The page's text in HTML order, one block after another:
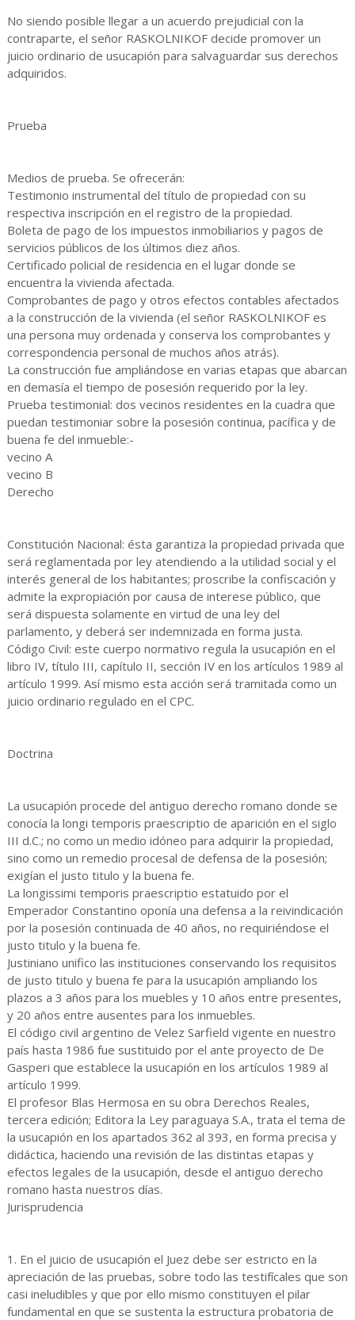
No siendo posible llegar a un acuerdo prejudicial con la
contraparte, el señor RASKOLNIKOF decide promover un
juicio ordinario de usucapión para salvaguardar sus derechos
adquiridos.
Prueba
Medios de prueba. Se ofrecerán:
Testimonio instrumental del título de propiedad con su
respectiva inscripción en el registro de la propiedad.
Boleta de pago de los impuestos inmobiliarios y pagos de
servicios públicos de los últimos diez años.
Certificado policial de residencia en el lugar donde se
encuentra la vivienda afectada.
Comprobantes de pago y otros efectos contables afectados
a la construcción de la vivienda (el señor RASKOLNIKOF es
una persona muy ordenada y conserva los comprobantes y
correspondencia personal de muchos años atrás).
La construcción fue ampliándose en varias etapas que abarcan
en demasía el tiempo de posesión requerido por la ley.
Prueba testimonial: dos vecinos residentes en la cuadra que
puedan testimoniar sobre la posesión continua, pacífica y de
buena fe del inmueble:-
vecino A
vecino B
Derecho
Constitución Nacional: ésta garantiza la propiedad privada que
será reglamentada por ley atendiendo a la utilidad social y el
interés general de los habitantes; proscribe la confiscación y
admite la expropiación por causa de interese público, que
será dispuesta solamente en virtud de una ley del
parlamento, y deberá ser indemnizada en forma justa.
Código Civil: este cuerpo normativo regula la usucapión en el
libro IV, título III, capítulo II, sección IV en los artículos 1989 al
artículo 1999. Así mismo esta acción será tramitada como un
juicio ordinario regulado en el CPC.
Doctrina
La usucapión procede del antiguo derecho romano donde se
conocía la longi temporis praescriptio de aparición en el siglo
III d.C.; no como un medio idóneo para adquirir la propiedad,
sino como un remedio procesal de defensa de la posesión;
exigían el justo titulo y la buena fe.
La longissimi temporis praescriptio estatuido por el
Emperador Constantino oponía una defensa a la reivindicación
por la posesión continuada de 40 años, no requiriéndose el
justo titulo y la buena fe.
Justiniano unifico las instituciones conservando los requisitos
de justo titulo y buena fe para la usucapión ampliando los
plazos a 3 años para los muebles y 10 años entre presentes,
y 20 años entre ausentes para los inmuebles.
El código civil argentino de Velez Sarfield vigente en nuestro
país hasta 1986 fue sustituido por el ante proyecto de De
Gasperi que establece la usucapión en los artículos 1989 al
artículo 1999.
El profesor Blas Hermosa en su obra Derechos Reales,
tercera edición; Editora la Ley paraguaya S.A., trata el tema de
la usucapión en los apartados 362 al 393, en forma precisa y
didáctica, haciendo una revisión de las distintas etapas y
efectos legales de la usucapión, desde el antiguo derecho
romano hasta nuestros días.
Jurisprudencia
1. En el juicio de usucapión el Juez debe ser estricto en la
apreciación de las pruebas, sobre todo las testifícales que son
casi ineludibles y que por ello mismo constituyen el pilar
fundamental en que se sustenta la estructura probatoria de